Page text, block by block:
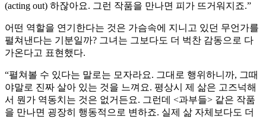
(acting out) 하잖아요. 그런 작품을 만나면 피가 뜨거워지죠.”
어떤 역할을 연기한다는 것은 가슴속에 지니고 있던 무언가를
펼쳐낸다는 기분일까? 그녀는 그보다도 더 벅찬 감동으로 다
가온다고 표현했다.
“펼쳐볼 수 있다는 말로는 모자라요. 그대로 행위하니까, 그때
야말로 진짜 살아 있는 것을 느껴요. 평상시 제 삶은 고즈넉해
서 뭔가 역동치는 것은 없거든요. 그런데 <과부들> 같은 작품
을 만나면 굉장히 행동적으로 변하죠. 실제 삶 자체보다도 더